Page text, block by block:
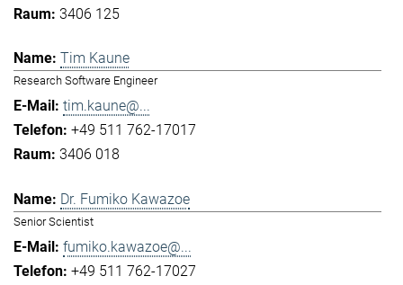
3406 125
Tim Kaune
Research Software Engineer
tim.kaune@...
+49 511 762-17017
3406 018
Dr. Fumiko Kawazoe
Senior Scientist
fumiko.kawazoe@...
+49 511 762-17027